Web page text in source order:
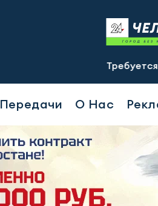
Требуется
Передачи О Нас